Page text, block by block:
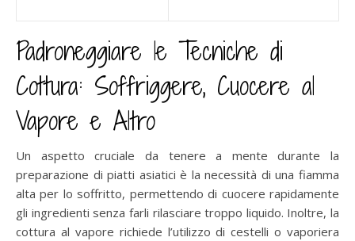
Padroneggiare le Tecniche di
Cottura: Soffriggere, Cuocere al
Vapore e Altro
Un aspetto cruciale da tenere a mente durante la
preparazione di piatti asiatici è la necessità di una fiamma
alta per lo soffritto, permettendo di cuocere rapidamente
gli ingredienti senza farli rilasciare troppo liquido. Inoltre, la
cottura al vapore richiede l’utilizzo di cestelli o vaporiera